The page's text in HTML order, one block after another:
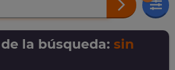
la búsqueda: sin